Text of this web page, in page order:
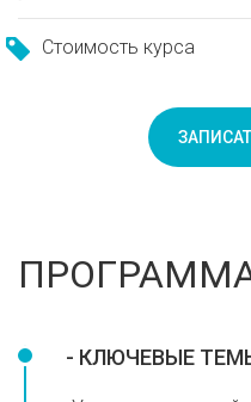
Стоимость курса
- КЛЮЧЕВЫЕ